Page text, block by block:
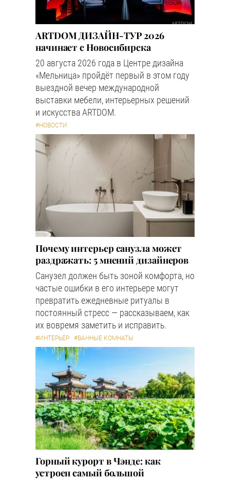
ARTDOM ДИЗАЙН-ТУР 2026
начинает с Новосибирска
20 августа 2026 года в Центре дизайна
«Мельница» пройдёт первый в этом году
выездной вечер международной
выставки мебели, интерьерных решений
и искусства ARTDOM.
#НОВОСТИ
Почему интерьер санузла может
раздражать: 5 мнений дизайнеров
Санузел должен быть зоной комфорта, но
частые ошибки в его интерьере могут
превратить ежедневные ритуалы в
постоянный стресс — рассказываем, как
их вовремя заметить и исправить.
#ИНТЕРЬЕР #ВАННЫЕ КОМНАТЫ
Горный курорт в Чэнде: как
устроен самый большой